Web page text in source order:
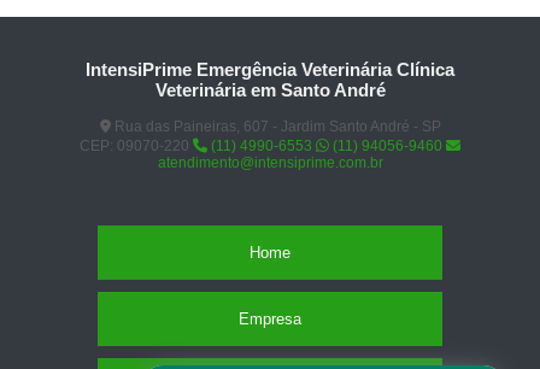
IntensiPrime Emergência Veterinária Clínica
Veterinária em Santo André
Rua das Paineiras, 607 - Jardim Santo André - SP
CEP: 09070-220
(11) 4990-6553
(11) 94056-9460
atendimento@intensiprime.com.br
Home
Empresa